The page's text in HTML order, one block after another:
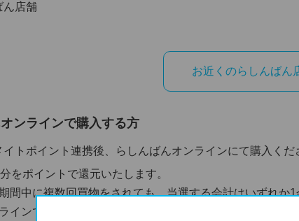
ん店舗
お近くのらしんばん
ンラインで購入する方
トポイント連携後、らしんばんオンラインにて購入くだ
をポイントで還元いたします。
間中に複数回買物をされても、当選する会計はいずれか
インで応募方法が異なりますのでご注意ください。